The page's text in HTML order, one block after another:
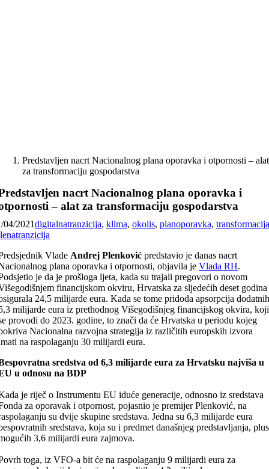
Predstavljen nacrt Nacionalnog plana oporavka i otpornosti – alat
za transformaciju gospodarstva
nacrt Nacionalnog plana oporavka i
– alat za transformaciju gospodarstva
04/2021digitalnatranzicija, klima, okolis, planoporavka, transformacija
Vlade Andrej Plenković predstavio je danas nacrt
plana oporavka i otpornosti, objavila jeVlada RH.
je da je prošloga ljeta, kada su trajali pregovori o novom
financijskom okviru, Hrvatska za sljedećih deset godina
24,5 milijarde eura. Kada se tome pridoda apsorpcija
milijarde eura iz prethodnog Višegodišnjeg financijskog okvira, koji
provodi do 2023. godine, to znači da će Hrvatska u periodu kojeg
Nacionalna razvojna strategija iz različitih europskih izvora
na raspolaganju 30 milijardi eura.
sredstva od 6,3 milijarde eura za Hrvatsku najviša u
u odnosu na BDP
je riječ o Instrumentu EU iduće generacije, odnosno iz sredstava
za oporavak i otpornost, pojasnio je premijer Plenković, na
su dvije skupine sredstava. Jedna su 6,3 milijarde eura
sredstava, koja su i predmet današnjeg predstavljanja, plus
3,6 milijardi eura zajmova.
toga, iz VFO-a bit će na raspolaganju 9 milijardi eura za